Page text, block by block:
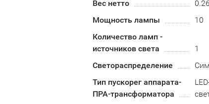
Вес нетто
0.26
Мощность лампы
10
Количество ламп -
источников света
1
Светораспределение
Тип пускорег аппарата-
ПРА-трансформатора